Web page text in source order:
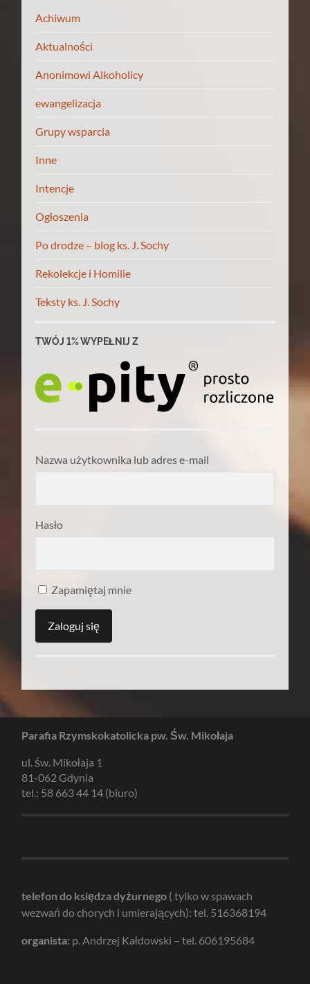
Achiwum
Aktualności
Anonimowi Alkoholicy
ewangelizacja
Grupy wsparcia
Inne
Intencje
Ogłoszenia
Po drodze – blog ks. J. Sochy
Rekolekcje i Homilie
Teksty ks. J. Sochy
TWÓJ 1% WYPEŁNIJ Z
Nazwa użytkownika lub adres e-mail
Hasło
Zapamiętaj mnie
Parafia Rzymskokatolicka pw. Św. Mikołaja
ul. św. Mikołaja 1
81-062 Gdynia
tel.: 58 663 44 14 (biuro)
telefon do księdza dyżurnego ( tylko w spawach
wezwań do chorych i umierających): tel. 516368194
organista: p. Andrzej Kałdowski – tel. 606195684